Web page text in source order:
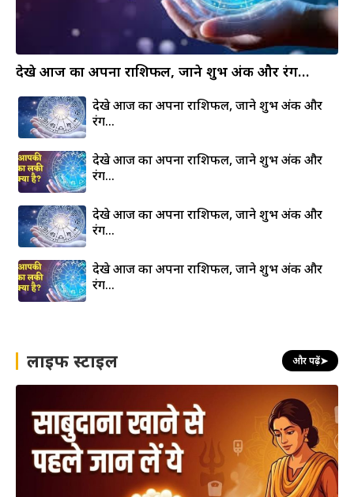
देखे आज का अपना राशिफल, जाने शुभ अंक और रंग…
देखे आज का अपना राशिफल, जाने शुभ अंक और
रंग…
देखे आज का अपना राशिफल, जाने शुभ अंक और
रंग…
देखे आज का अपना राशिफल, जाने शुभ अंक और
रंग…
देखे आज का अपना राशिफल, जाने शुभ अंक और
रंग…
लाइफ स्टाइल और पढ़ें➤